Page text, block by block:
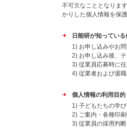
不可欠なこととなりま
かりした個人情報を保
日能研が知ってい
1) お申し込みやお
2) お申し込み後、
3) 従業員応募時に
4) 従業者および退
個人情報の利用目的
1) 子どもたちの学
2) ご案内・各種印刷
3) 従業員の採用判断